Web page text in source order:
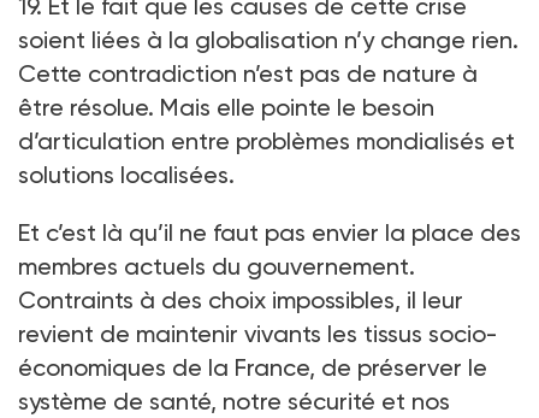
19. Et le fait que les causes de cette crise
soient liées à la globalisation n’y change rien.
Cette contradiction n’est pas de nature à
être résolue. Mais elle pointe le besoin
d’articulation entre problèmes mondialisés et
solutions localisées.
Et c’est là qu’il ne faut pas envier la place des
membres actuels du gouvernement.
Contraints à des choix impossibles, il leur
revient de maintenir vivants les tissus socio-
économiques de la France, de préserver le
système de santé, notre sécurité et nos